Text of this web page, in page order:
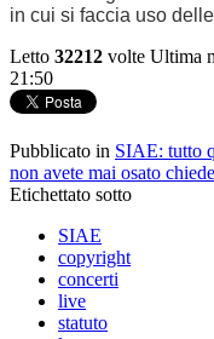
in cui si faccia uso
Letto 32212 volte Ultima
21:50
Pubblicato in SIAE: tutto
non avete mai osato
Etichettato sotto
SIAE
copyright
concerti
live
statuto